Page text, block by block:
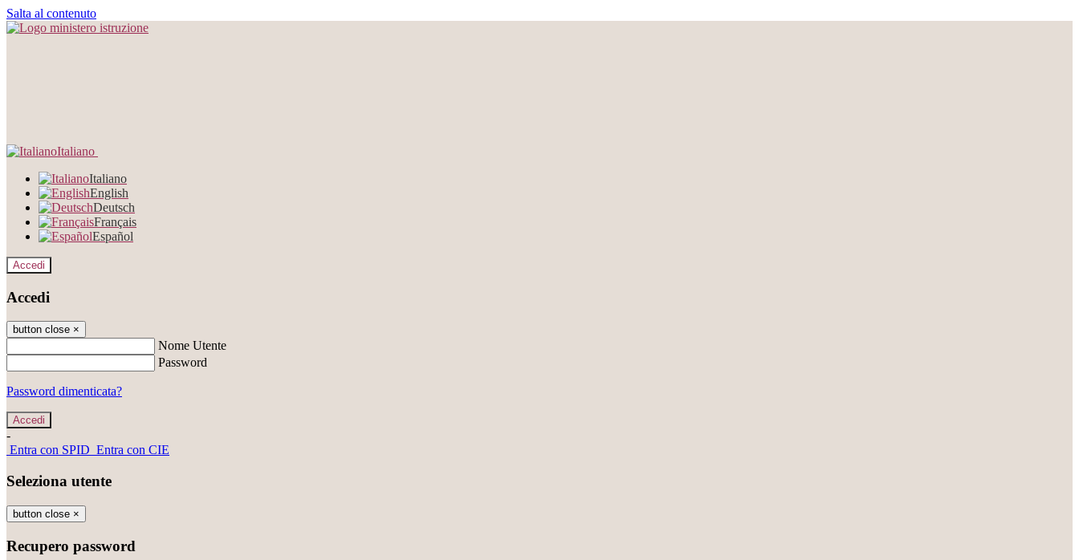
Salta al contenuto
Italiano
Italiano
English
Deutsch
Français
Español
Accedi
Accedi
button close ×
Nome Utente
Password
Password dimenticata?
-
Entra con SPID Entra con CIE
Seleziona utente
button close ×
Recupero password